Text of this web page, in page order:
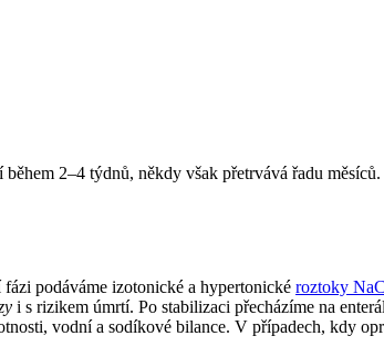
2–4 týdnů, někdy však přetrvává řadu
podáváme izotonické a hypertonické roztoky
i s rizikem úmrtí. Po stabilizaci přecházíme na
vodní a sodíkové bilance. V případech, kdy